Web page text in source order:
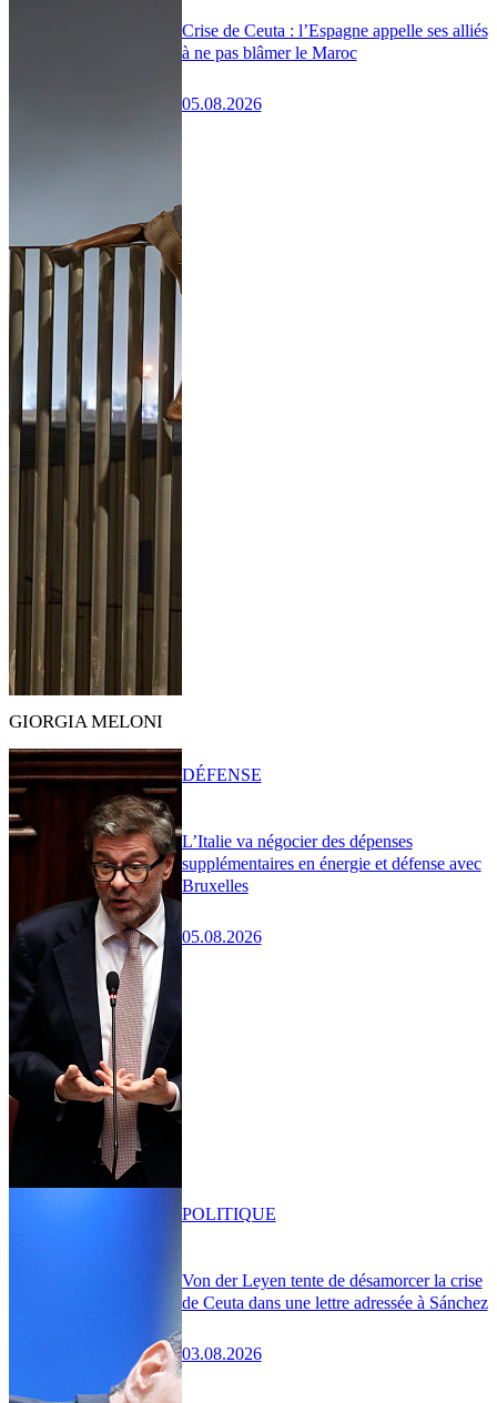
Crise de Ceuta : l’Espagne appelle ses alliés
à ne pas blâmer le Maroc
05.08.2026
GIORGIA MELONI
L’Italie va négocier des dépenses
supplémentaires en énergie et défense avec
Bruxelles
05.08.2026
DÉFENSE
Von der Leyen tente de désamorcer la crise
de Ceuta dans une lettre adressée à Sánchez
03.08.2026
POLITIQUE